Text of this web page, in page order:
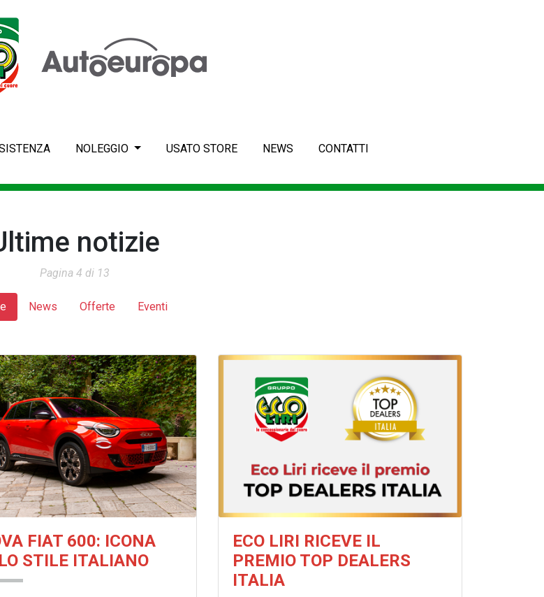
NOLEGGIO USATO STORE NEWS CONTATTI
notizie
Pagina 4 di 13
News Offerte Eventi
FIAT 600: ICONA
STILE ITALIANO
ECO LIRI RICEVE IL
PREMIO TOP DEALERS
ITALIA